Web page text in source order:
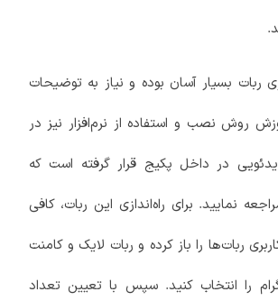
ربات بسیار آسان بوده و نیاز به توضیحات
روش نصب و استفاده از نرم‌افزار نیز در
در داخل پکیج قرار گرفته است که
نمایید. برای راه‌اندازی این ربات، کافی
ربات‌ها را باز کرده و ربات لایک و کامنت
را انتخاب کنید. سپس با تعیین تعداد